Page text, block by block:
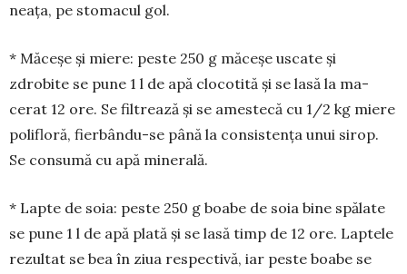
nea­ța, pe sto­macul gol.
* Măceșe și miere: peste 250 g măceșe uscate și
zdrobite se pune 1 l de apă clocotită și se lasă la ma­
cerat 12 ore. Se filtrează și se ames­tecă cu 1/2 kg miere
poli­floră, fierbându-se până la consistența unui sirop.
Se con­sumă cu apă minerală.
* Lapte de soia: peste 250 g boa­be de soia bine spălate
se pune 1 l de apă plată și se lasă timp de 12 ore. Laptele
rezultat se bea în ziua respectivă, iar peste boabe se